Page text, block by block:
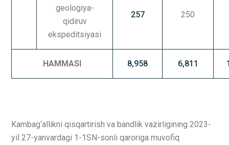
geologiya-
qidiruv
ekspeditsiyasi
257 250
HAMMASI 8,958 6,811
Kambag‘allikni qisqartirish va bandlik vazirligining 2023-
yil 27-yanvardagi 1-1SN-sonli qaroriga muvofiq